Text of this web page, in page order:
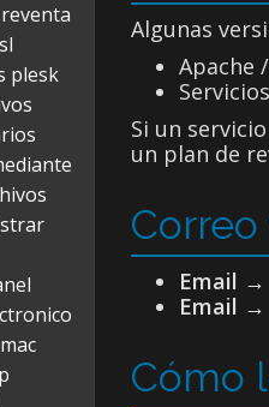
Algunas
Apache
Si un
un plan de
Correo
Email →
Email →
Cómo
plesk